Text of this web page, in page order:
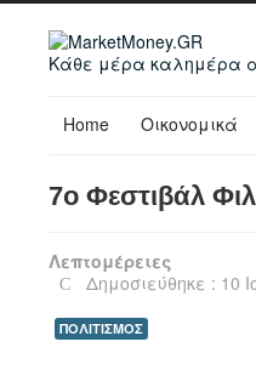
Κάθε μέρα καλημέρα
Home Οικονομικά
7ο Φεστιβάλ
Λεπτομέρειες
Δημοσιεύθηκε : 10
ΠΟΛΙΤΙΣΜΟΣ